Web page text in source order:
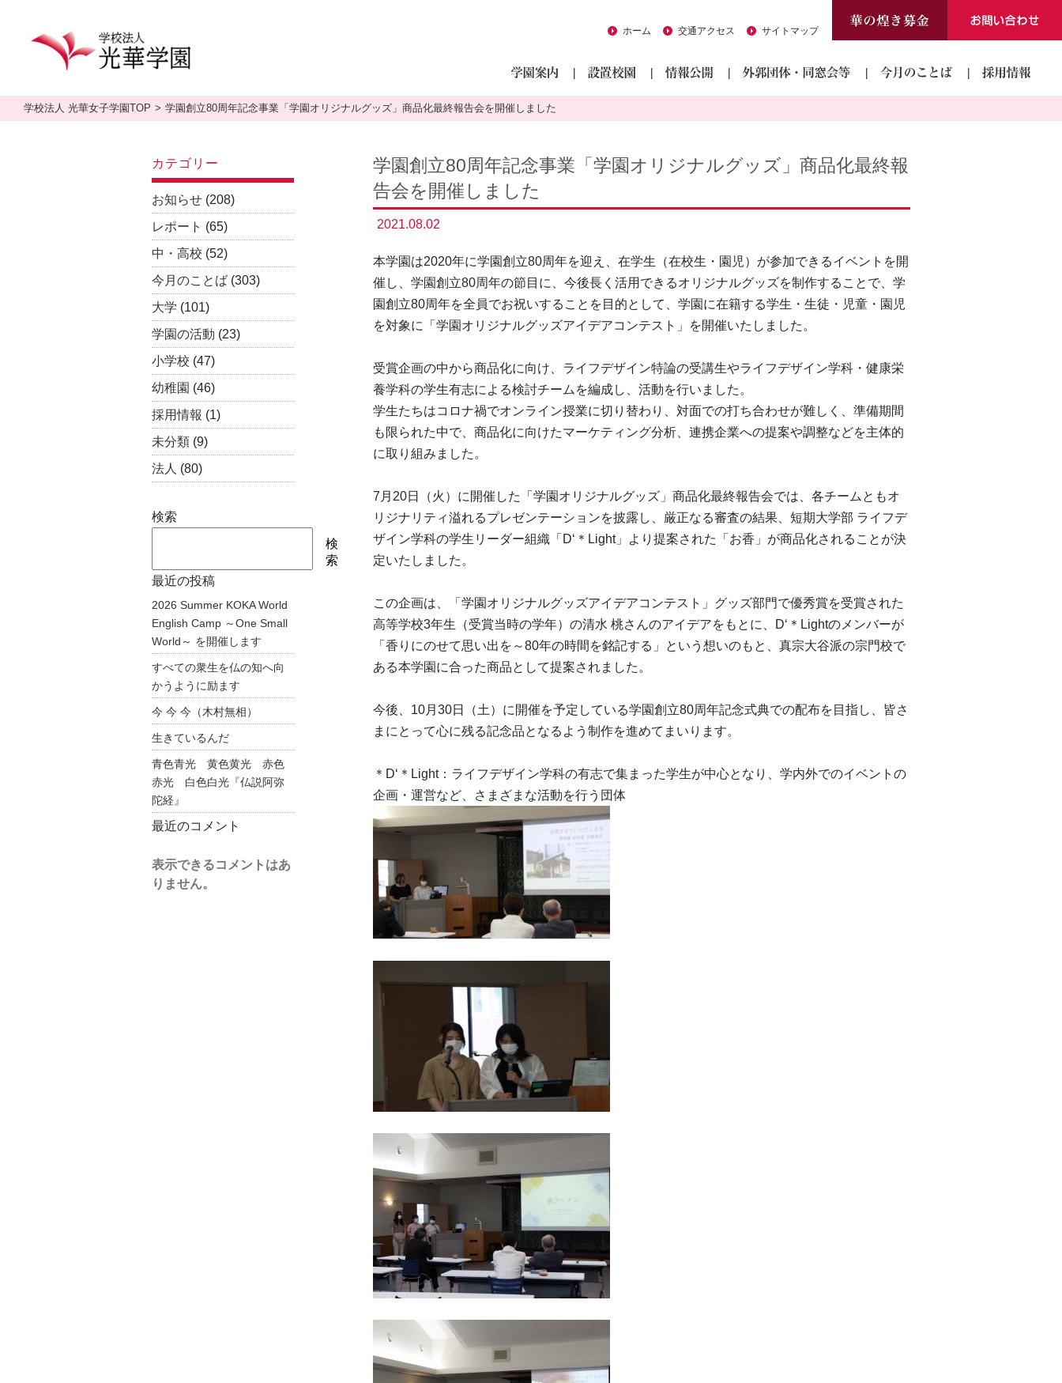
ホーム 交通アクセス サイトマップ
学校法人 光華女子学園TOP 学園創立80周年記念事業「学園オリジナルグッズ」商品化最終報告会を開催しました
学園創立80周年記念事業「学園オリジナルグッズ」商品化最終報
告会を開催しました
2021.08.02
本学園は2020年に学園創立80周年を迎え、在学生（在校生・園児）が参加できるイベントを開
催し、学園創立80周年の節目に、今後長く活用できるオリジナルグッズを制作することで、学
園創立80周年を全員でお祝いすることを目的として、学園に在籍する学生・生徒・児童・園児
を対象に「学園オリジナルグッズアイデアコンテスト」を開催いたしました。
受賞企画の中から商品化に向け、ライフデザイン特論の受講生やライフデザイン学科・健康栄
養学科の学生有志による検討チームを編成し、活動を行いました。
学生たちはコロナ禍でオンライン授業に切り替わり、対面での打ち合わせが難しく、準備期間
も限られた中で、商品化に向けたマーケティング分析、連携企業への提案や調整などを主体的
に取り組みました。
7月20日（火）に開催した「学園オリジナルグッズ」商品化最終報告会では、各チームともオ
リジナリティ溢れるプレゼンテーションを披露し、厳正なる審査の結果、短期大学部 ライフデ
ザイン学科の学生リーダー組織「D‘＊Light」より提案された「お香」が商品化されることが決
定いたしました。
この企画は、「学園オリジナルグッズアイデアコンテスト」グッズ部門で優秀賞を受賞された
高等学校3年生（受賞当時の学年）の清水 桃さんのアイデアをもとに、D‘＊Lightのメンバーが
「香りにのせて思い出を～80年の時間を銘記する」という想いのもと、真宗大谷派の宗門校で
ある本学園に合った商品として提案されました。
今後、10月30日（土）に開催を予定している学園創立80周年記念式典での配布を目指し、皆さ
まにとって心に残る記念品となるよう制作を進めてまいります。
＊D‘＊Light：ライフデザイン学科の有志で集まった学生が中心となり、学内外でのイベントの
企画・運営など、さまざまな活動を行う団体
カテゴリー
お知らせ (208)
レポート (65)
中・高校 (52)
今月のことば (303)
大学 (101)
学園の活動 (23)
小学校 (47)
幼稚園 (46)
採用情報 (1)
未分類 (9)
法人 (80)
検索
検
索
最近の投稿
2026 Summer KOKA World
English Camp ～One Small
World～ を開催します
すべての衆生を仏の知へ向
かうように励ます
今 今 今（木村無相）
生きているんだ
青色青光 黄色黄光 赤色
赤光 白色白光『仏説阿弥
陀経』
最近のコメント
表示できるコメントはあ
りません。